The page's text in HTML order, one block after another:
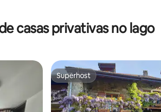
casas privativas no lago
hóspedes Superhost
Superhost